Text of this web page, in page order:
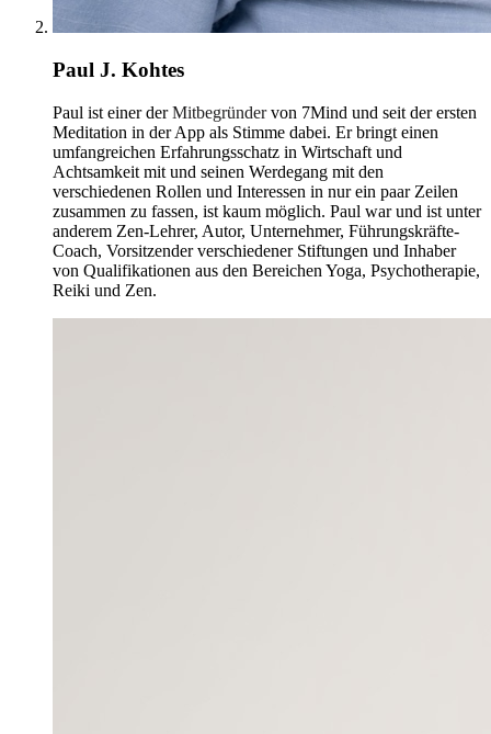
Paul J. Kohtes
Paul ist einer derMitbegründervon 7Mind und seit der ersten
Meditation in der App als Stimme dabei. Er bringt einen
umfangreichen Erfahrungsschatz in Wirtschaft und
Achtsamkeit mit und seinen Werdegang mit den
verschiedenen Rollen und Interessen in nur ein paar Zeilen
zusammen zu fassen, ist kaum möglich. Paul war und ist unter
anderem Zen-Lehrer, Autor, Unternehmer, Führungskräfte-
Coach, Vorsitzender verschiedener Stiftungen und Inhaber
von Qualifikationen aus den Bereichen Yoga, Psychotherapie,
Reiki und Zen.